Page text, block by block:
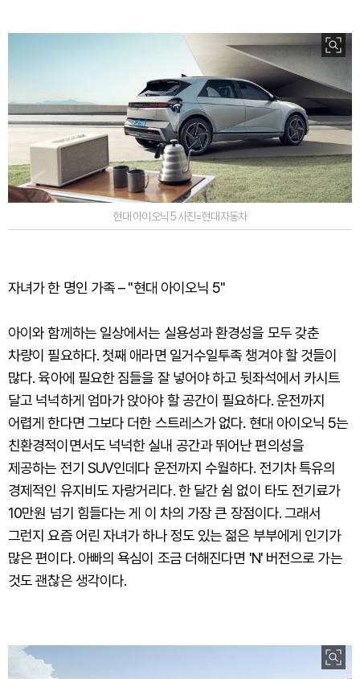
현대 아이오닉 5 사진=현대자동차
자녀가 한 명인 가족 – "현대 아이오닉 5"
아이와 함께하는 일상에서는 실용성과 환경성을 모두 갖춘
차량이 필요하다. 첫째 애라면 일거수일투족 챙겨야 할 것들이
많다. 육아에 필요한 짐들을 잘 넣어야 하고 뒷좌석에서 카시트
달고 넉넉하게 엄마가 앉아야 할 공간이 필요하다. 운전까지
어렵게 한다면 그보다 더한 스트레스가 없다. 현대 아이오닉 5는
친환경적이면서도 넉넉한 실내 공간과 뛰어난 편의성을
제공하는 전기 SUV인데다 운전까지 수월하다. 전기차 특유의
경제적인 유지비도 자랑거리다. 한 달간 쉼 없이 타도 전기료가
10만원 넘기 힘들다는 게 이 차의 가장 큰 장점이다. 그래서
그런지 요즘 어린 자녀가 하나 정도 있는 젊은 부부에게 인기가
많은 편이다. 아빠의 욕심이 조금 더해진다면 'N' 버전으로 가는
것도 괜찮은 생각이다.